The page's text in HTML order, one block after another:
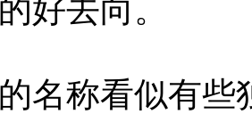
好去向。
名称看似有些